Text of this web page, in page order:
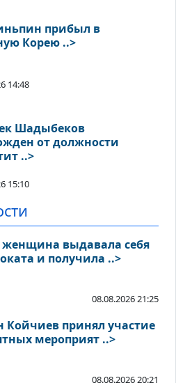
прибыл в
Корею ..>
14:48
Шадыбеков
от должности
..>
15:10
выдавала себя
и получила ..>
08.08.2026 21:25
Койчиев принял участие
мероприят ..>
08.08.2026 20:21